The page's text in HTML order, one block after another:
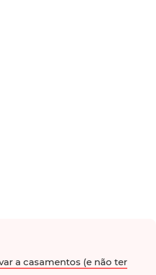
a casamentos (e não ter